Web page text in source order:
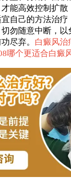
能高效控制扩散
自己的方法治
勿随意中断，以
尽弃。 白癜风治
哪个更适合白癜